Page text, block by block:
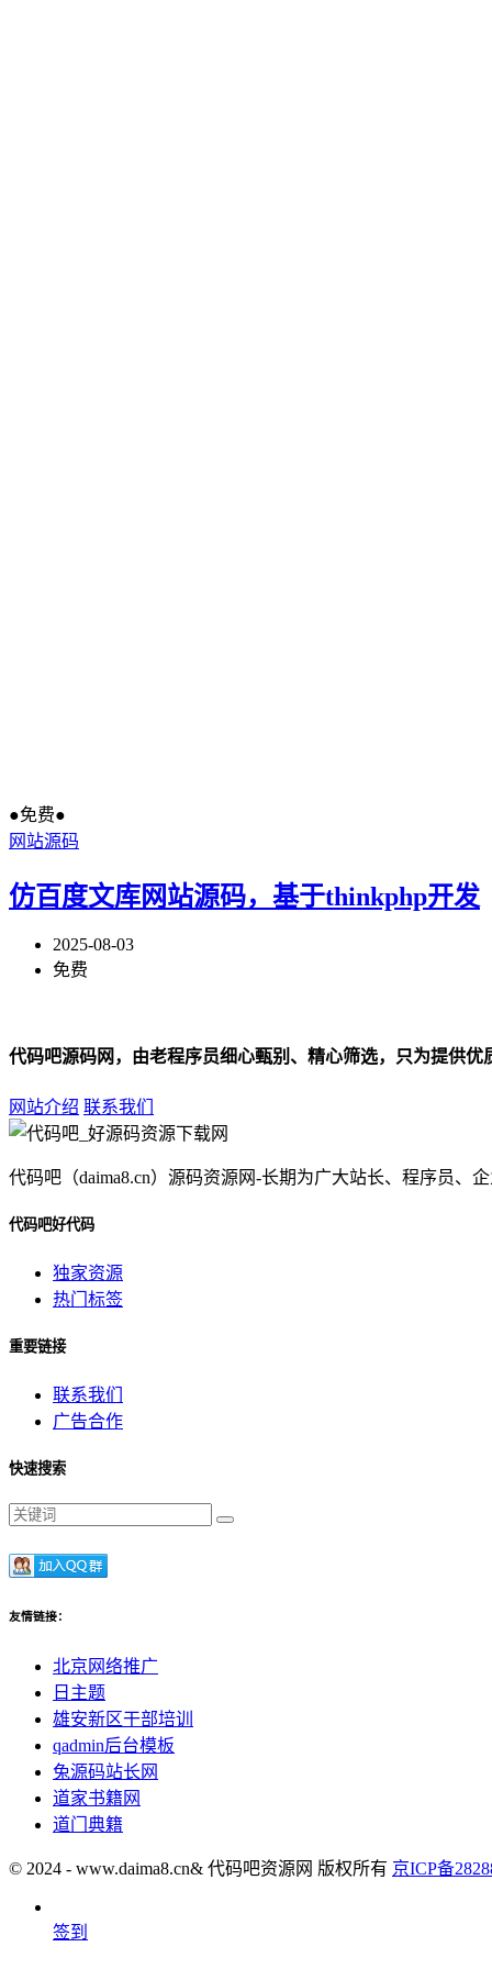
●免费●
网站源码
仿百度文库网站源码，基于thinkphp开发
2025-08-03
免费
代码吧源码网，由老程序员细心甄别、精心筛选，只为提供优
网站介绍 联系我们
代码吧（daima8.cn）源码资源网-长期为广大站长、程序员
代码吧好代码
独家资源
热门标签
重要链接
联系我们
广告合作
快速搜索
友情链接：
北京网络推广
日主题
雄安新区干部培训
qadmin后台模板
兔源码站长网
道家书籍网
道门典籍
© 2024 - www.daima8.cn& 代码吧资源网 版权所有 京ICP备
签到